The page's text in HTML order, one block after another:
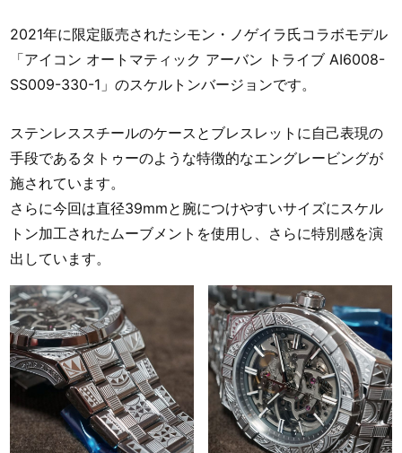
2021年に限定販売されたシモン・ノゲイラ氏コラボモデル
「アイコン オートマティック アーバン トライブ AI6008-
SS009-330-1」のスケルトンバージョンです。
ステンレススチールのケースとブレスレットに自己表現の
手段であるタトゥーのような特徴的なエングレービングが
施されています。
さらに今回は直径39mmと腕につけやすいサイズにスケル
トン加工されたムーブメントを使用し、さらに特別感を演
出しています。